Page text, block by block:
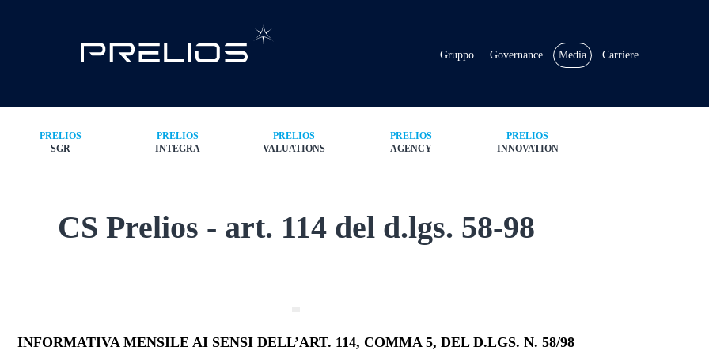
Gruppo Governance Media Carriere
PRELIOS
SGR
PRELIOS
INTEGRA
PRELIOS
VALUATIONS
PRELIOS
AGENCY
PRELIOS
INNOVATION
CS Prelios - art. 114 del d.lgs. 58-98
INFORMATIVA MENSILE AI SENSI DELL’ART. 114, COMMA 5, DEL D.LGS. N. 58/98